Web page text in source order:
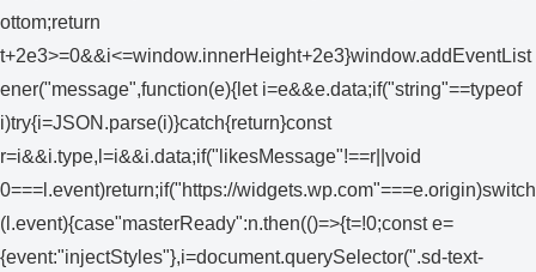
ottom;return
t+2e3>=0&&i<=window.innerHeight+2e3}window.addEventList
ener("message",function(e){let i=e&&e.data;if("string"==typeof
i)try{i=JSON.parse(i)}catch{return}const
r=i&&i.type,l=i&&i.data;if("likesMessage"!==r||void
0===l.event)return;if("https://widgets.wp.com"===e.origin)switch
(l.event){case"masterReady":n.then(()=>{t=!0;const e=
{event:"injectStyles"},i=document.querySelector(".sd-text-